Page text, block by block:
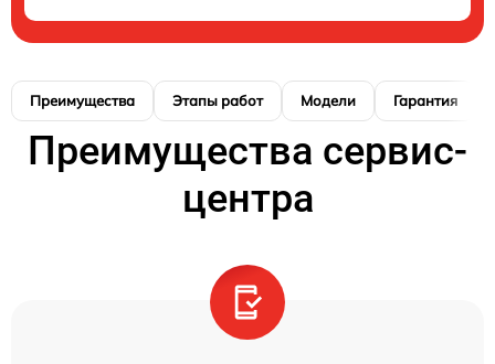
Преимущества Этапы работ Модели Гарантия
Преимущества сервис-
центра